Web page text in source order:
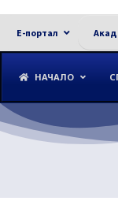
Е-портал
НАЧАЛО